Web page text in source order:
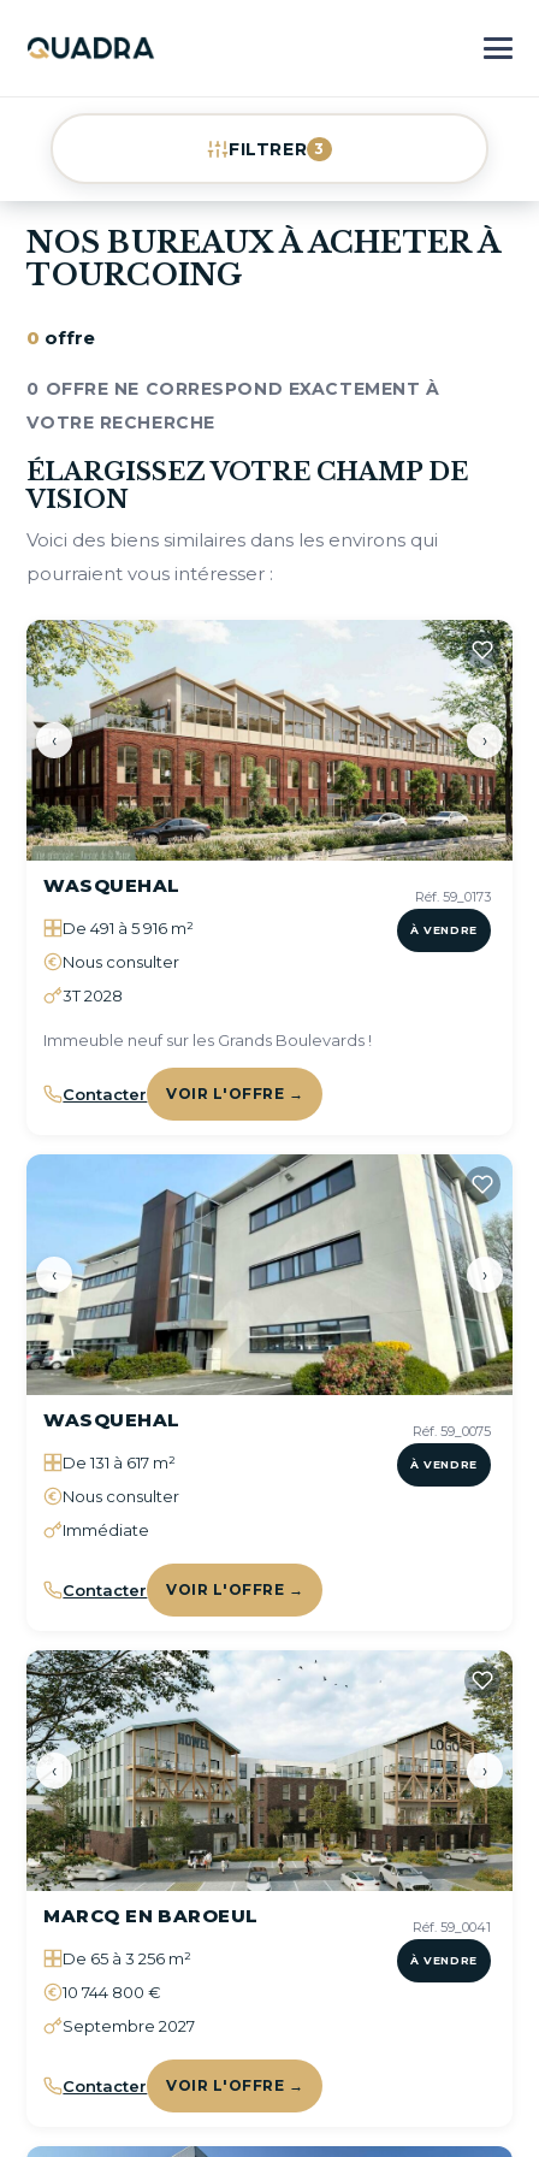
FILTRER 3
NOS BUREAUX À ACHETER À
TOURCOING
0 offre
0 OFFRE NE CORRESPOND EXACTEMENT À
VOTRE RECHERCHE
ÉLARGISSEZ VOTRE CHAMP DE
VISION
Voici des biens similaires dans les environs qui
pourraient vous intéresser :
‹ ›
Réf. 59_0173
À VENDRE
WASQUEHAL
De 491 à 5 916 m²
Nous consulter
3T 2028
Immeuble neuf sur les Grands Boulevards !
Contacter VOIR L'OFFRE →
‹ ›
Réf. 59_0075
À VENDRE
WASQUEHAL
De 131 à 617 m²
Nous consulter
Immédiate
Contacter VOIR L'OFFRE →
‹ ›
Réf. 59_0041
À VENDRE
MARCQ EN BAROEUL
De 65 à 3 256 m²
10 744 800 €
Septembre 2027
Contacter VOIR L'OFFRE →